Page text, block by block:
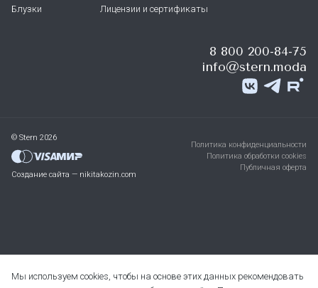
Блузки Лицензии и сертификаты
8 800 200-84-75
info@stern.moda
© Stern 2026
Создание сайта — nikitakozin.com
Политика конфиденциальности
Политика обработки cookies
Публичная оферта
Мы используем cookies, чтобы на основе этих данных рекомендовать